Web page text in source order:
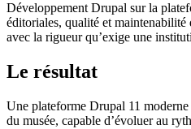
Développement Drupal sur la
éditoriales, qualité et
avec la rigueur qu’exige une
Le résultat
Une plateforme Drupal 11
du musée, capable d’évoluer au